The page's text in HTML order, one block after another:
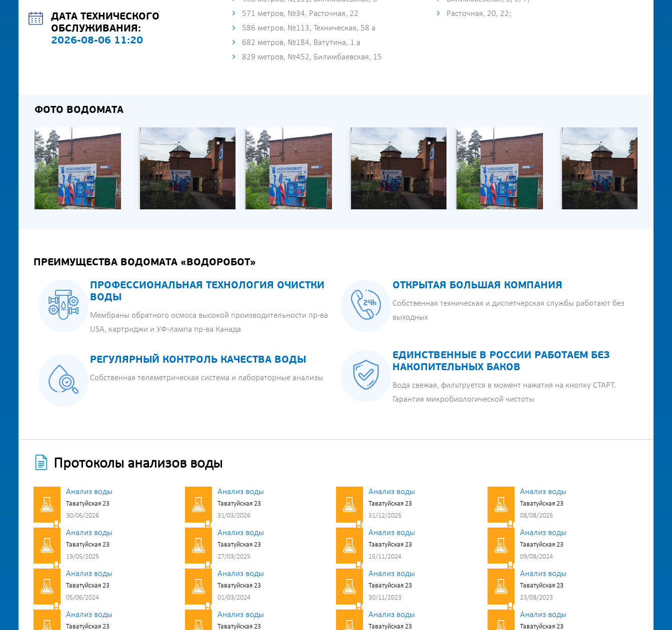
ДАТА ТЕХНИЧЕСКОГО
ОБСЛУЖИВАНИЯ:
2026-08-06 11:20
571 метров, №34, Расточная, 22
586 метров, №113, Техническая, 58 а
682 метров, №184, Ватутина, 1 а
829 метров, №452, Билимбаевская, 15
Расточная, 20, 22;
ФОТО ВОДОМАТА
ПРЕИМУЩЕСТВА ВОДОМАТА «ВОДОРОБОТ»
ПРОФЕССИОНАЛЬНАЯ ТЕХНОЛОГИЯ ОЧИСТКИ
ВОДЫ
Мембраны обратного осмоса высокой производительности пр-ва
USA, картриджи и УФ-лампа пр-ва Канада
РЕГУЛЯРНЫЙ КОНТРОЛЬ КАЧЕСТВА ВОДЫ
Собственная телеметрическая система и лабораторные анализы
ОТКРЫТАЯ БОЛЬШАЯ КОМПАНИЯ
Собственная техническая и диспетчерская службы работают без
выходных
ЕДИНСТВЕННЫЕ В РОССИИ РАБОТАЕМ БЕЗ
НАКОПИТЕЛЬНЫХ БАКОВ
Вода свежая, фильтруется в момент нажатия на кнопку СТАРТ.
Гарантия микробиологической чистоты
Протоколы анализов воды
Анализ воды
Таватуйская 23
30/06/2026
Анализ воды
Таватуйская 23
31/03/2026
Анализ воды
Таватуйская 23
31/12/2025
Анализ воды
Таватуйская 23
08/08/2025
Анализ воды
Таватуйская 23
19/05/2025
Анализ воды
Таватуйская 23
27/03/2025
Анализ воды
Таватуйская 23
15/11/2024
Анализ воды
Таватуйская 23
09/08/2024
Анализ воды
Таватуйская 23
05/06/2024
Анализ воды
Таватуйская 23
01/03/2024
Анализ воды
Таватуйская 23
30/11/2023
Анализ воды
Таватуйская 23
23/08/2023
Анализ воды
Таватуйская 23
Анализ воды
Таватуйская 23
Анализ воды
Таватуйская 23
Анализ воды
Таватуйская 23